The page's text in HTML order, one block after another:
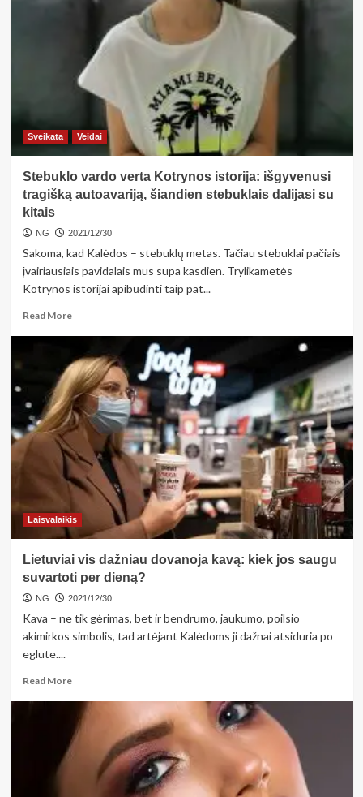
Naujųjų
Sveikata Veidai
Stebuklo vardo verta Kotrynos istorija: išgyvenusi
tragišką autoavariją, šiandien stebuklais dalijasi su
kitais
NG 2021/12/30
Sakoma, kad Kalėdos – stebuklų metas. Tačiau stebuklai pačiais
įvairiausiais pavidalais mus supa kasdien. Trylikametės
Kotrynos istorijai apibūdinti taip pat...
Read MoreRead
Stebuklo
vardo
verta
Kotrynos
istorija:
išgyvenusi
tragišką
autoavariją,
šiandien
stebuklais
dalijasi
su
Laisvalaikis
Lietuviai vis dažniau dovanoja kavą: kiek jos saugu
suvartoti per dieną?
NG 2021/12/30
Kava – ne tik gėrimas, bet ir bendrumo, jaukumo, poilsio
akimirkos simbolis, tad artėjant Kalėdoms ji dažnai atsiduria po
eglute....
Read MoreRead
about
Lietuviai
vis
dažniau
dovanoja